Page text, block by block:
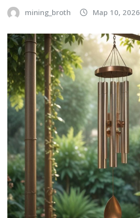
mining_broth Мар 10, 2026